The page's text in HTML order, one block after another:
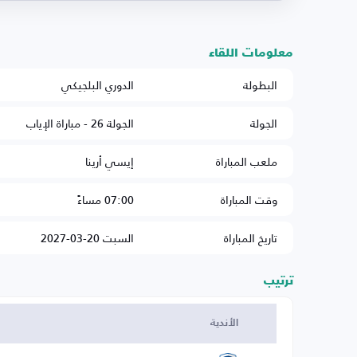
معلومات اللقاء
البطولة
الدوري البلجيكي
الجولة
الجولة 26 - مباراة الإياب
ملعب المباراة
إيسي أرينا
وقت المباراة
07:00 مساءً
تاريخ المباراة
السبت 20-03-2027
ترتيب
الأندية